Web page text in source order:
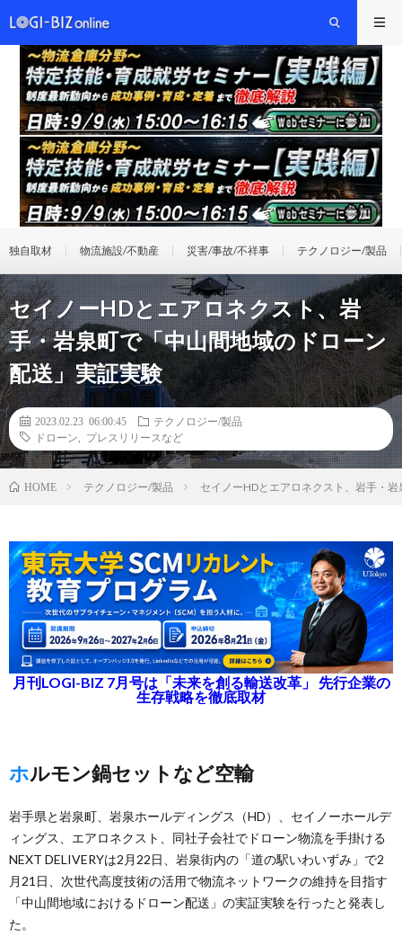
独自取材 物流施設/不動産 災害/事故/不祥事 テクノロジー/製品
セイノーHDとエアロネクスト、岩
手・岩泉町で「中山間地域のドローン
配送」実証実験
2023.02.23 06:00:45
テクノロジー/製品
ドローン
プレスリリースなど
HOME テクノロジー/製品 セイノーHDとエアロネクスト、岩手・
月刊LOGI-BIZ 7月号は「未来を創る輸送改革」 先行企業の
生存戦略を徹底取材
ホルモン鍋セットなど空輸
岩手県と岩泉町、岩泉ホールディングス（HD）、セイノーホールデ
ィングス、エアロネクスト、同社子会社でドローン物流を手掛ける
NEXT DELIVERYは2月22日、岩泉街内の「道の駅いわいずみ」で2
月21日、次世代高度技術の活用で物流ネットワークの維持を目指す
「中山間地域におけるドローン配送」の実証実験を行ったと発表し
た。